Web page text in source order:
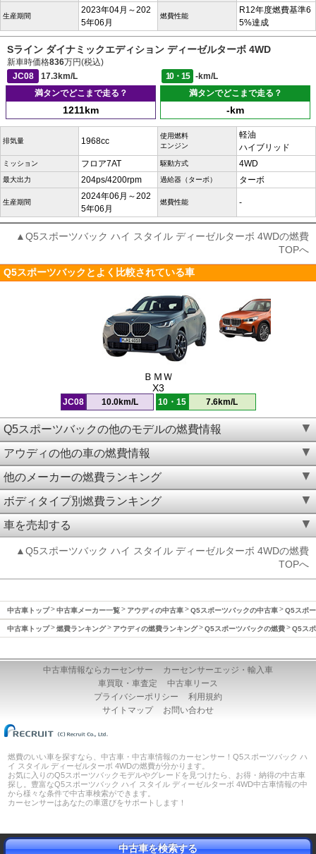
生産期間
2023年04月～202
5年06月
燃費性能
R12年度燃費基準6
5%達成
Sライン ダイナミックエディション ディーゼルターボ 4WD
新車時価格836万円(税込)
JC08
17.3km/L 10・15
-km/L
満タンでどこまで走る？
1211km
満タンでどこまで走る？
-km
排気量 1968cc
使用燃料
エンジン
軽油
ハイブリッド
ミッション フロア7AT 駆動方式 4WD
最大出力 204ps/4200rpm 過給器（ターボ） ターボ
生産期間
2024年06月～202
5年06月
燃費性能 -
▲Q5スポーツバック ハイ スタイル ディーゼルターボ 4WDの燃費
TOPへ
Q5スポーツバックとよく比較されている車
ＢＭＷ
X3
JC08 10.0km/L 10・15 7.6km/L
Q5スポーツバックの他のモデルの燃費情報
アウディの他の車の燃費情報
他のメーカーの燃費ランキング
ボディタイプ別燃費ランキング
車を売却する
▲Q5スポーツバック ハイ スタイル ディーゼルターボ 4WDの燃費
TOPへ
中古車トップ 中古車メーカー一覧 アウディの中古車 Q5スポーツバックの中古車 Q5スポ
中古車トップ 燃費ランキング アウディの燃費ランキング Q5スポーツバックの燃費 Q5ス
中古車情報ならカーセンサー
カーセンサーエッジ・輸入車
車買取・車査定
中古車リース
プライバシーポリシー
利用規約
サイトマップ
お問い合わせ
燃費のいい車を探すなら、中古車・中古車情報のカーセンサー！Q5スポーツバック ハ
イ スタイル ディーゼルターボ 4WDの燃費が分かります。
お気に入りのQ5スポーツバックモデルやグレードを見つけたら、お得・納得の中古車
探し。豊富なQ5スポーツバック ハイ スタイル ディーゼルターボ 4WD中古車情報の中
から様々な条件で中古車検索ができます。
カーセンサーはあなたの車選びをサポートします！
中古車を検索する